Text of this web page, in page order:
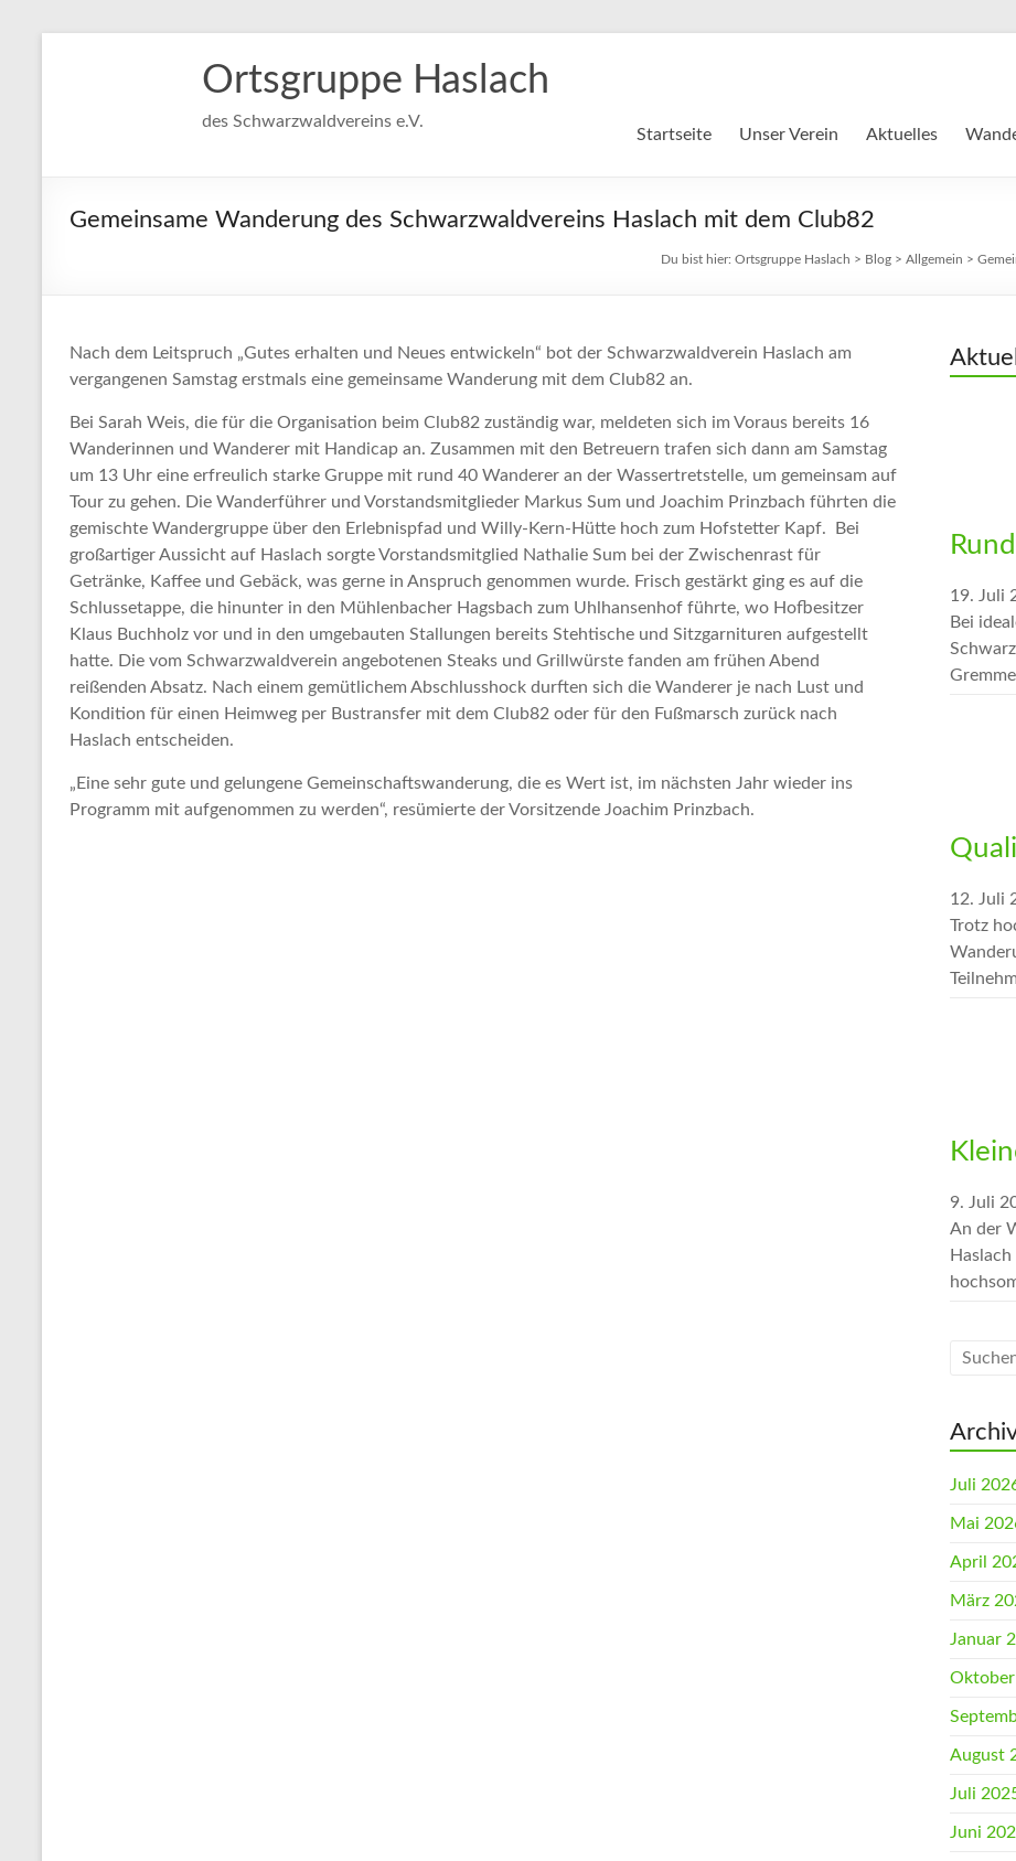
Ortsgruppe Haslach
des Schwarzwaldvereins e.V.
Startseite Unser Verein Aktuelles
Gemeinsame Wanderung des Schwarzwaldvereins Haslach mit dem Club82
Du bist hier: Ortsgruppe Haslach > Blog > Allgemein >
Nach dem Leitspruch „Gutes erhalten und Neues entwickeln“ bot der Schwarzwaldverein Haslach am
vergangenen Samstag erstmals eine gemeinsame Wanderung mit dem Club82 an.
Bei Sarah Weis, die für die Organisation beim Club82 zuständig war, meldeten sich im Voraus bereits 16
Wanderinnen und Wanderer mit Handicap an. Zusammen mit den Betreuern trafen sich dann am Samstag
um 13 Uhr eine erfreulich starke Gruppe mit rund 40 Wanderer an der Wassertretstelle, um gemeinsam auf
Tour zu gehen. Die Wanderführer und Vorstandsmitglieder Markus Sum und Joachim Prinzbach führten die
gemischte Wandergruppe über den Erlebnispfad und Willy-Kern-Hütte hoch zum Hofstetter Kapf. Bei
großartiger Aussicht auf Haslach sorgte Vorstandsmitglied Nathalie Sum bei der Zwischenrast für
Getränke, Kaffee und Gebäck, was gerne in Anspruch genommen wurde. Frisch gestärkt ging es auf die
Schlussetappe, die hinunter in den Mühlenbacher Hagsbach zum Uhlhansenhof führte, wo Hofbesitzer
Klaus Buchholz vor und in den umgebauten Stallungen bereits Stehtische und Sitzgarnituren aufgestellt
hatte. Die vom Schwarzwaldverein angebotenen Steaks und Grillwürste fanden am frühen Abend
reißenden Absatz. Nach einem gemütlichem Abschlusshock durften sich die Wanderer je nach Lust und
Kondition für einen Heimweg per Bustransfer mit dem Club82 oder für den Fußmarsch zurück nach
Haslach entscheiden.
„Eine sehr gute und gelungene Gemeinschaftswanderung, die es Wert ist, im nächsten Jahr wieder ins
Programm mit aufgenommen zu werden“, resümierte der Vorsitzende Joachim Prinzbach.
19. Juli
Bei
12. Juli
Trotz
9. Juli
An der
Juli
Mai
April
März
Januar
August
Juli
Juni